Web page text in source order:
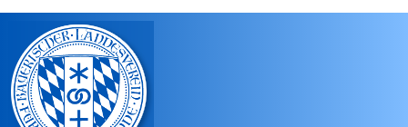
Direkt zum Inhalt